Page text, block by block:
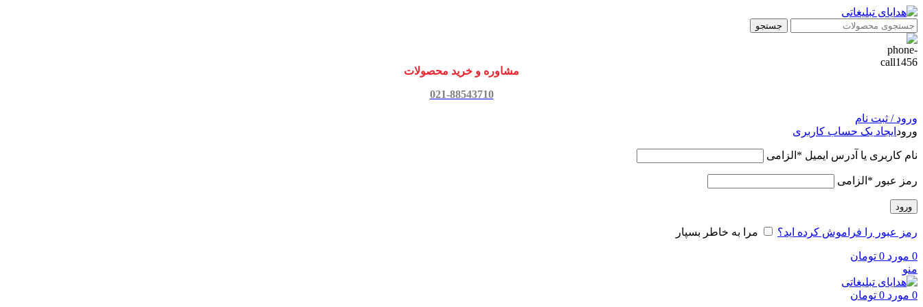
جستجو
مشاوره و خرید محصولات
021-88543710
ورود / ثبت نام
ورود ایجاد یک حساب کاربری
نام کاربری یا آدرس ایمیل * الزامی
رمز عبور * الزامی
ورود
رمز عبور را فراموش کرده اید؟ مرا به خاطر بسپار
0 مورد 0 تومان
منو
0 مورد 0 تومان